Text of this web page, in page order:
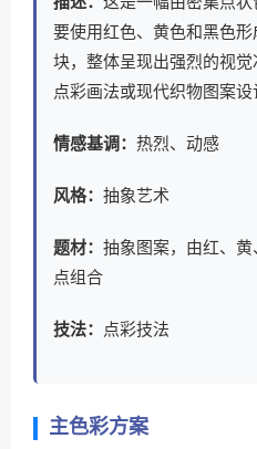
要使用红色、黄色和黑色
块，整体呈现出强烈的视
点彩画法或现代织物图案设
情感基调： 热烈、动感
风格： 抽象艺术
题材： 抽象图案，由红、
点组合
技法： 点彩技法
主色彩方案